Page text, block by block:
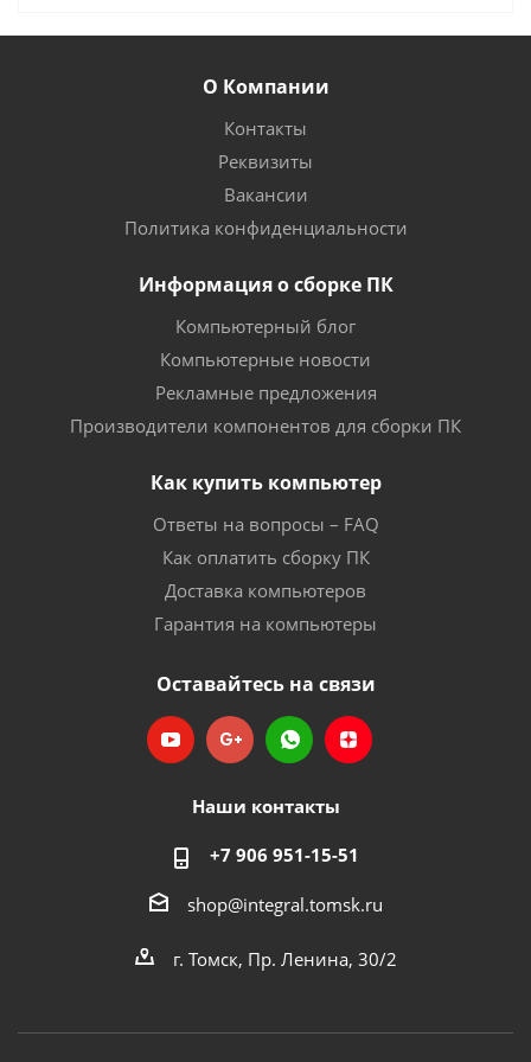
О Компании
Контакты
Реквизиты
Вакансии
Политика конфиденциальности
Информация о сборке ПК
Компьютерный блог
Компьютерные новости
Рекламные предложения
Производители компонентов для сборки ПК
Как купить компьютер
Ответы на вопросы – FAQ
Как оплатить сборку ПК
Доставка компьютеров
Гарантия на компьютеры
Оставайтесь на связи
Наши контакты
+7 906 951-15-51
shop@integral.tomsk.ru
г. Томск, Пр. Ленина, 30/2